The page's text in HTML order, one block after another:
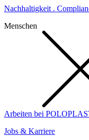
Nachhaltigkeit .
Menschen
Arbeiten bei
Jobs & Karriere